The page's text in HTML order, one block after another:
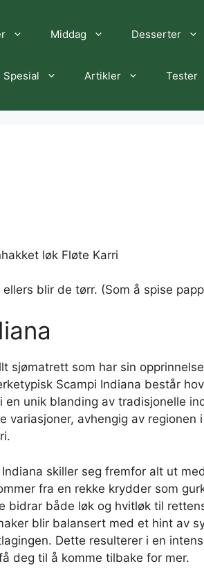
Middag Desserter
Spesial Artikler Tester
løk Fløte Karri
blir de tørr. (Som å spise
sjømatrett som har sin
Scampi Indiana består
unik blanding av tradisjonelle
avhengig av regionen
skiller seg fremfor alt ut
fra en rekke krydder som
bidrar både løk og hvitløk til
blir balansert med et hint av
Dette resulterer i en
deg til å komme tilbake for mer.